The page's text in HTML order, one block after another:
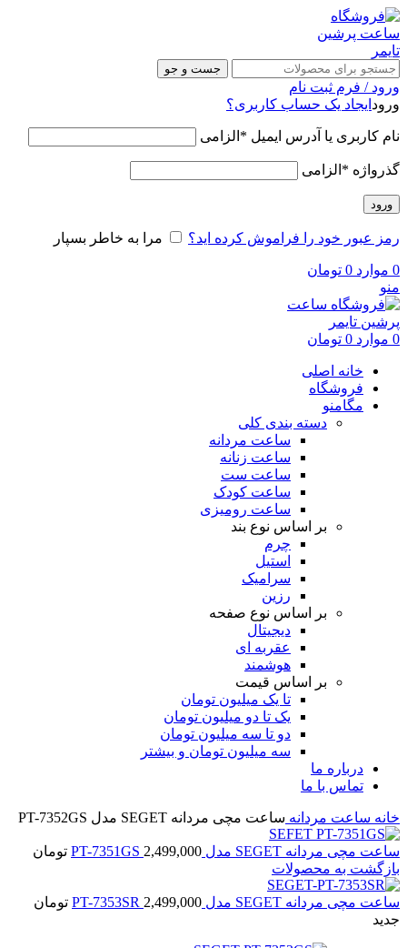
جست و جو
ورود / فرم ثبت نام
ورود ایجاد یک حساب کاربری؟
نام کاربری یا آدرس ایمیل * الزامی
گذرواژه * الزامی
ورود
رمز عبور خود را فراموش کرده اید؟ مرا به خاطر بسپار
0 موارد 0 تومان
منو
0 موارد 0 تومان
خانه اصلی
فروشگاه
مگامنو
دسته بندی کلی
ساعت مردانه
ساعت زنانه
ساعت ست
ساعت کودک
ساعت رومیزی
بر اساس نوع بند
چرم
استیل
سرامیک
رزین
بر اساس نوع صفحه
دیجیتال
عقربه ای
هوشمند
بر اساس قیمت
تا یک میلیون تومان
یک تا دو میلیون تومان
دو تا سه میلیون تومان
سه میلیون تومان و بیشتر
درباره ما
تماس با ما
خانه ساعت مردانه ساعت مچی مردانه SEGET مدل PT-7352GS
ساعت مچی مردانه SEGET مدل PT-7351GS 2,499,000
تومان
بازگشت به محصولات
ساعت مچی مردانه SEGET مدل PT-7353SR 2,499,000
تومان
جدید